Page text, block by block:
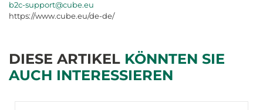
b2c-support@cube.eu
https://www.cube.eu/de-de/
DIESE ARTIKEL KÖNNTEN SIE
AUCH INTERESSIEREN